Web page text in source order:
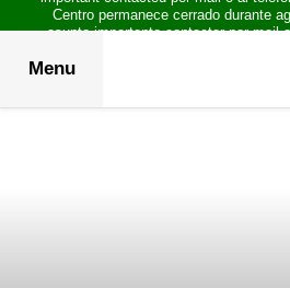
Centro permanece cerrado durante
asunto importante contactar por mail
Menu